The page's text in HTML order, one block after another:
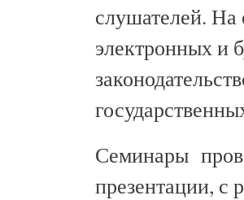
слушателей.
электронных и
Семинары
презентации, с